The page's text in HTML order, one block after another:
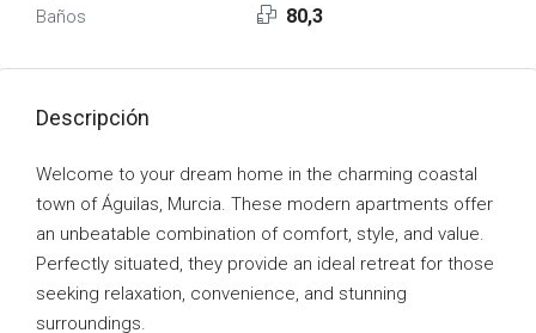
Baños 80,3
Descripción
Welcome to your dream home in the charming coastal
town of Águilas, Murcia. These modern apartments offer
an unbeatable combination of comfort, style, and value.
Perfectly situated, they provide an ideal retreat for those
seeking relaxation, convenience, and stunning
surroundings.